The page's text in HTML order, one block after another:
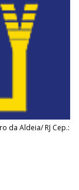
da Aldeia/ RJ Cep.: